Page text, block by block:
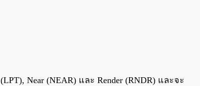
Near (NEAR) และ Render (RNDR) และจะ